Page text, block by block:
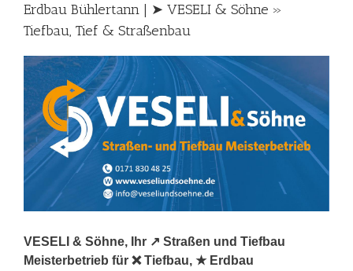
Erdbau Bühlertann | ➤ VESELI & Söhne »
Tiefbau, Tief & Straßenbau
VESELI & Söhne, Ihr ↗️ Straßen und Tiefbau
Meisterbetrieb für ❌ Tiefbau, ★ Erdbau